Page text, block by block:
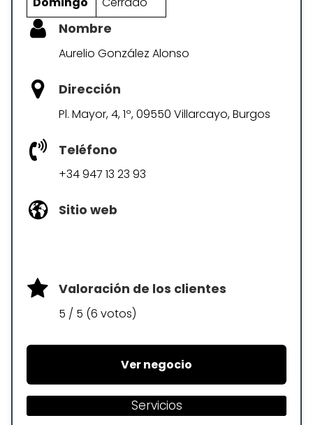
Nombre
Aurelio González Alonso
Dirección
Pl. Mayor, 4, 1º, 09550 Villarcayo, Burgos
Teléfono
+34 947 13 23 93
Sitio web
Valoración de los clientes
5 / 5 (6 votos)
Ver negocio
Servicios